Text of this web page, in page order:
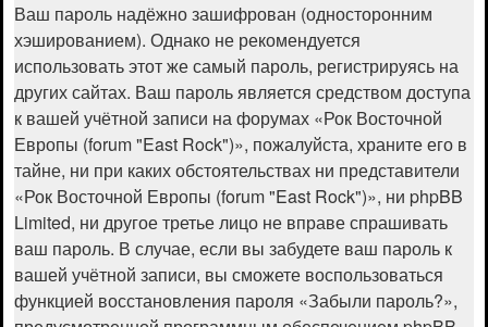
Ваш пароль надёжно зашифрован (односторонним
хэшированием). Однако не рекомендуется
использовать этот же самый пароль, регистрируясь на
других сайтах. Ваш пароль является средством доступа
к вашей учётной записи на форумах «Рок Восточной
Европы (forum "East Rock")», пожалуйста, храните его в
тайне, ни при каких обстоятельствах ни представители
«Рок Восточной Европы (forum "East Rock")», ни phpBB
Limited, ни другое третье лицо не вправе спрашивать
ваш пароль. В случае, если вы забудете ваш пароль к
вашей учётной записи, вы сможете воспользоваться
функцией восстановления пароля «Забыли пароль?»,